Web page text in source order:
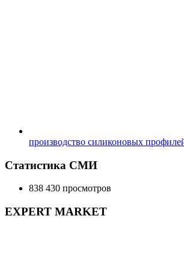
производство силиконовых
Статистика СМИ
838 430 просмотров
EXPERT MARKET